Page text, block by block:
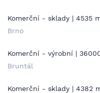
Komerční - sklady | 4535
Brno
Komerční - výrobní |
Bruntál
Komerční - sklady | 4382